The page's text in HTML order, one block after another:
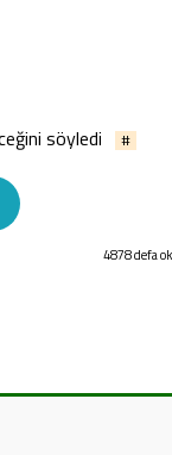
söyledi
#
4878 defa